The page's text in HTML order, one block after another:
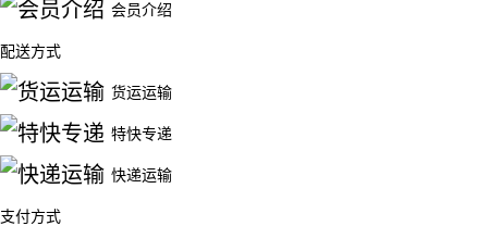
会员介绍
配送方式
货运运输
特快专递
快递运输
支付方式